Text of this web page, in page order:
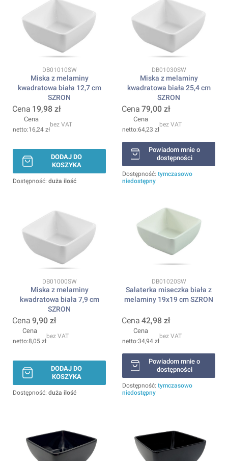
Kod produktu
DB01010SW
Miska z melaminy
kwadratowa biała 12,7 cm
SZRON
Cena 19,98 zł
Cena
16,24 zł
bez VAT
DODAJ DO
KOSZYKA
Dostępność: duża ilość
Kod produktu
DB01030SW
Miska z melaminy
kwadratowa biała 25,4 cm
SZRON
Cena 79,00 zł
Cena
64,23 zł
bez VAT
Powiadom mnie o
dostępności
Dostępność: tymczasowo
niedostępny
Kod produktu
DB01000SW
Miska z melaminy
kwadratowa biała 7,9 cm
SZRON
Cena 9,90 zł
Cena
8,05 zł
bez VAT
DODAJ DO
KOSZYKA
Dostępność: duża ilość
Kod produktu
DB01020SW
Salaterka miseczka biała z
melaminy 19x19 cm SZRON
Cena 42,98 zł
Cena
34,94 zł
bez VAT
Powiadom mnie o
dostępności
Dostępność: tymczasowo
niedostępny